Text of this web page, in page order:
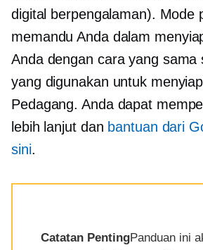
digital berpengalaman). Mode
memandu Anda dalam
Anda dengan cara yang sama
yang digunakan untuk
Pedagang. Anda dapat
lebih lanjut dan bantuan dari
sini.
Catatan PentingPanduan ini